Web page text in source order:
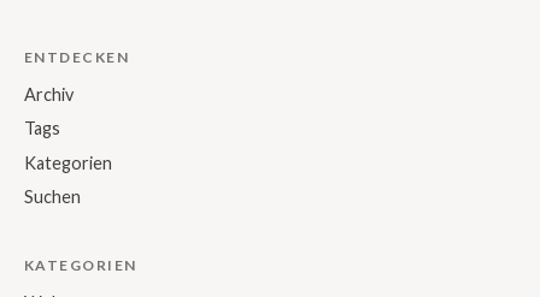
ENTDECKEN
Archiv
Tags
Kategorien
Suchen
KATEGORIEN